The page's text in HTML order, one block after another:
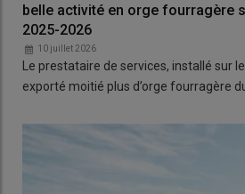
belle activité en orge fourragère
2025-2026
10 juillet 2026
Le prestataire de services, installé sur
exporté moitié plus d’orge fourragère